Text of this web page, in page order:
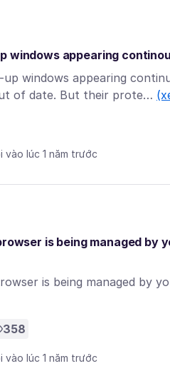
windows appearing
windows appearing
of date. But their prote…
vào lúc 1 năm trước
is being managed by
is being managed by
358
vào lúc 1 năm trước